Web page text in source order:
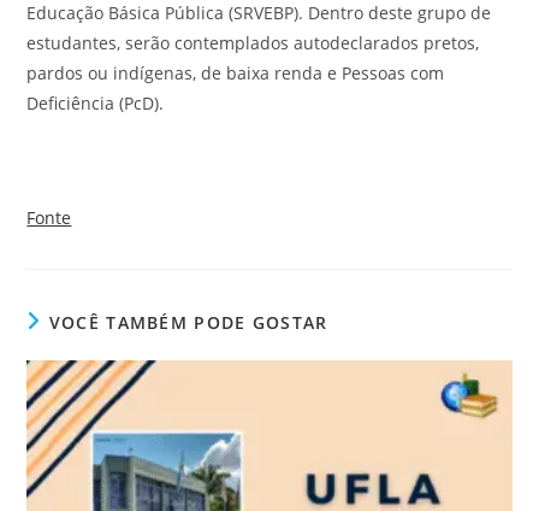
Educação Básica Pública (SRVEBP). Dentro deste grupo de
estudantes, serão contemplados autodeclarados pretos,
pardos ou indígenas, de baixa renda e Pessoas com
Deficiência (PcD).
Fonte
VOCÊ TAMBÉM PODE GOSTAR